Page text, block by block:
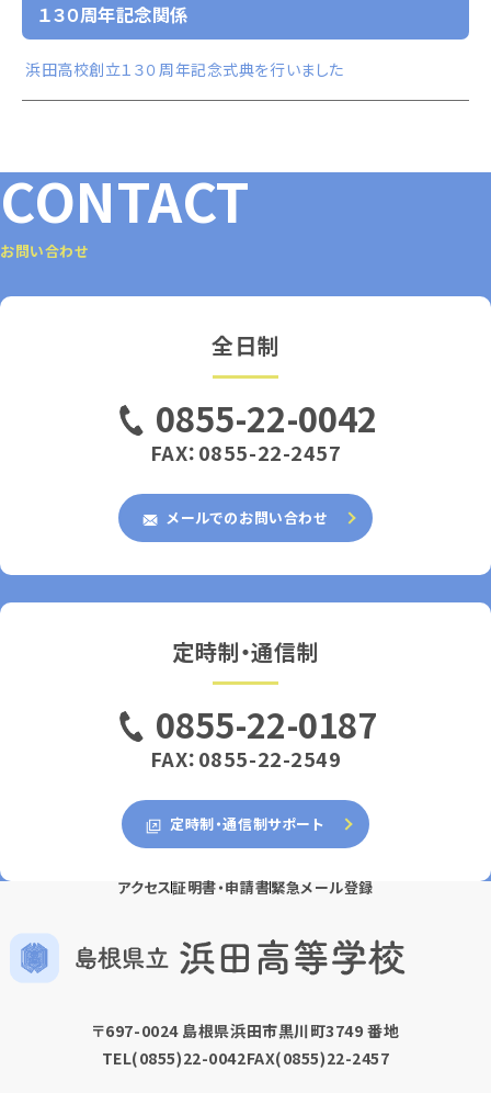
１３０周年記念関係
浜田高校創立１３０周年記念式典を行いました
CONTACT
お問い合わせ
全日制
0855-22-0042
FAX：0855-22-2457
メールでのお問い合わせ
定時制・通信制
0855-22-0187
FAX：0855-22-2549
定時制・通信制サポート
アクセス証明書・申請書緊急メール登録
〒697-0024 島根県浜田市黒川町3749 番地
TEL(0855)22-0042FAX(0855)22-2457